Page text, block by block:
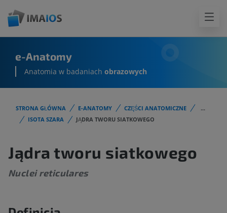
e-Anatomy
Anatomia w badaniach obrazowych
STRONA GŁÓWNA E-ANATOMY CZĘŚCI ANATOMICZNE
...
ISOTA SZARA
JĄDRA TWORU SIATKOWEGO
Jądra tworu siatkowego
Nuclei reticulares